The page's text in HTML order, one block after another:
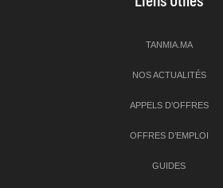
TANMIA.MA
NOS ACTUALITÉS
APPELS D’OFFRES
OFFRES D’EMPLOI
GUIDES